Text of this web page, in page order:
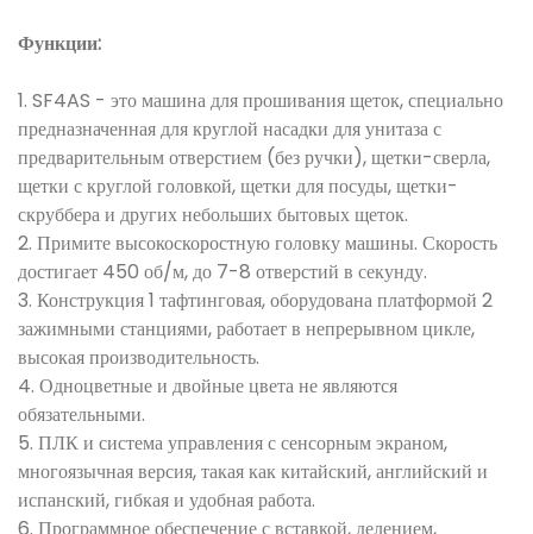
Функции:
1. SF4AS - это машина для прошивания щеток, специально
предназначенная для круглой насадки для унитаза с
предварительным отверстием (без ручки), щетки-сверла,
щетки с круглой головкой, щетки для посуды, щетки-
скруббера и других небольших бытовых щеток.
2. Примите высокоскоростную головку машины. Скорость
достигает 450 об/м, до 7-8 отверстий в секунду.
3. Конструкция 1 тафтинговая, оборудована платформой 2
зажимными станциями, работает в непрерывном цикле,
высокая производительность.
4. Одноцветные и двойные цвета не являются
обязательными.
5. ПЛК и система управления с сенсорным экраном,
многоязычная версия, такая как китайский, английский и
испанский, гибкая и удобная работа.